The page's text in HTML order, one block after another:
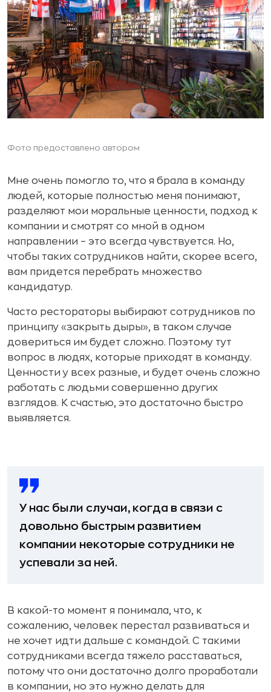
Фото предоставлено автором
Мне очень помогло то, что я брала в команду
людей, которые полностью меня понимают,
разделяют мои моральные ценности, подход к
компании и смотрят со мной в одном
направлении – это всегда чувствуется. Но,
чтобы таких сотрудников найти, скорее всего,
вам придется перебрать множество
кандидатур.
Часто рестораторы выбирают сотрудников по
принципу «закрыть дыры», в таком случае
довериться им будет сложно. Поэтому тут
вопрос в людях, которые приходят в команду.
Ценности у всех разные, и будет очень сложно
работать с людьми совершенно других
взглядов. К счастью, это достаточно быстро
выявляется.
У нас были случаи, когда в связи с
довольно быстрым развитием
компании некоторые сотрудники не
успевали за ней.
В какой-то момент я понимала, что, к
сожалению, человек перестал развиваться и
не хочет идти дальше с командой. С такими
сотрудниками всегда тяжело расставаться,
потому что они достаточно долго проработали
в компании, но это нужно делать для